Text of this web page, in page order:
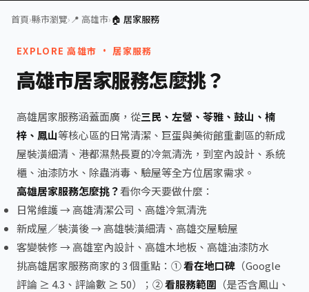
首頁›縣市瀏覽›📍 高雄市›🏠 居家服務
EXPLORE 高雄市 · 居家服務
高雄市居家服務怎麼挑？
高雄居家服務涵蓋面廣，從三民、左營、苓雅、鼓山、楠
梓、鳳山等核心區的日常清潔、巨蛋與美術館重劃區的新成
屋裝潢細清、港都濕熱長夏的冷氣清洗，到室內設計、系統
櫃、油漆防水、除蟲消毒、驗屋等全方位居家需求。
高雄居家服務怎麼挑？看你今天要做什麼：
日常維護 →高雄清潔公司 、 高雄冷氣清洗
新成屋／裝潢後 →高雄裝潢細清 、 高雄交屋驗屋
客變裝修 →高雄室內設計 、 高雄木地板 、 高雄油漆防水
挑高雄居家服務商家的 3 個重點：①看在地口碑 （Google
評論 ≥ 4.3、評論數 ≥ 50）；②看服務範圍 （是否含鳳山、